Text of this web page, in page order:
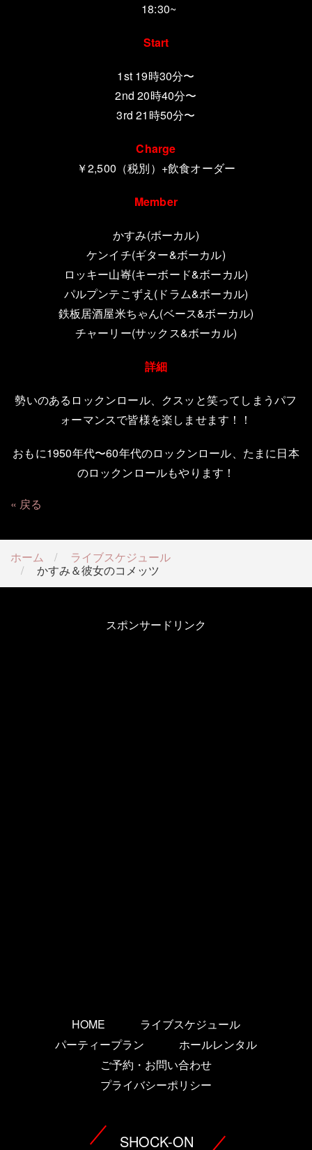
18:30~
Start
1st 19時30分〜
2nd 20時40分〜
3rd 21時50分〜
Charge
￥2,500（税別）+飲食オーダー
Member
かすみ(ボーカル)
ケンイチ(ギター&ボーカル)
ロッキー山㟢(キーボード&ボーカル)
パルプンテこずえ(ドラム&ボーカル)
鉄板居酒屋米ちゃん(ベース&ボーカル)
チャーリー(サックス&ボーカル)
詳細
勢いのあるロックンロール、クスッと笑ってしまうパフ
ォーマンスで皆様を楽しませます！！
おもに1950年代〜60年代のロックンロール、たまに日本
のロックンロールもやります！
戻る
ホーム
ライブスケジュール
かすみ＆彼女のコメッツ
スポンサードリンク
HOME
ライブスケジュール
パーティープラン
ホールレンタル
ご予約・お問い合わせ
プライバシーポリシー
SHOCK-ON